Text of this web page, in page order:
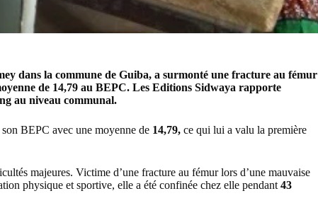
dans la commune de Guiba, a surmonté une fracture au fémur
de 14,79 au BEPC. Les Editions Sidwaya rapporte
au niveau communal.
BEPC avec une moyenne de 14,79, ce qui lui a valu la première
majeures. Victime d’une fracture au fémur lors d’une mauvaise
physique et sportive, elle a été confinée chez elle pendant 43